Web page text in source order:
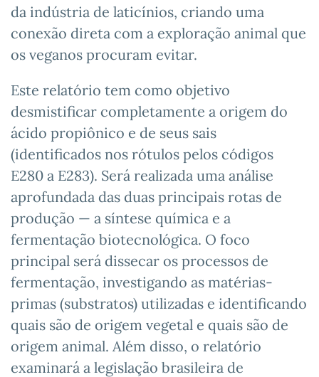
da indústria de laticínios, criando uma
conexão direta com a exploração animal que
os veganos procuram evitar.
Este relatório tem como objetivo
desmistificar completamente a origem do
ácido propiônico e de seus sais
(identificados nos rótulos pelos códigos
E280 a E283). Será realizada uma análise
aprofundada das duas principais rotas de
produção — a síntese química e a
fermentação biotecnológica. O foco
principal será dissecar os processos de
fermentação, investigando as matérias-
primas (substratos) utilizadas e identificando
quais são de origem vegetal e quais são de
origem animal. Além disso, o relatório
examinará a legislação brasileira de